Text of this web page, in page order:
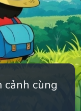
cảnh cùng